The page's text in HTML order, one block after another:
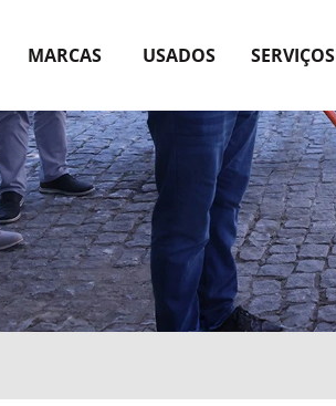
MARCAS USADOS SERVIÇOS